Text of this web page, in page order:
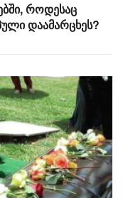
როდესაც
დაამარცხეს?